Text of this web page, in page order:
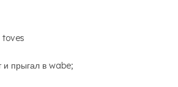
toves
и прыгал в wabe;